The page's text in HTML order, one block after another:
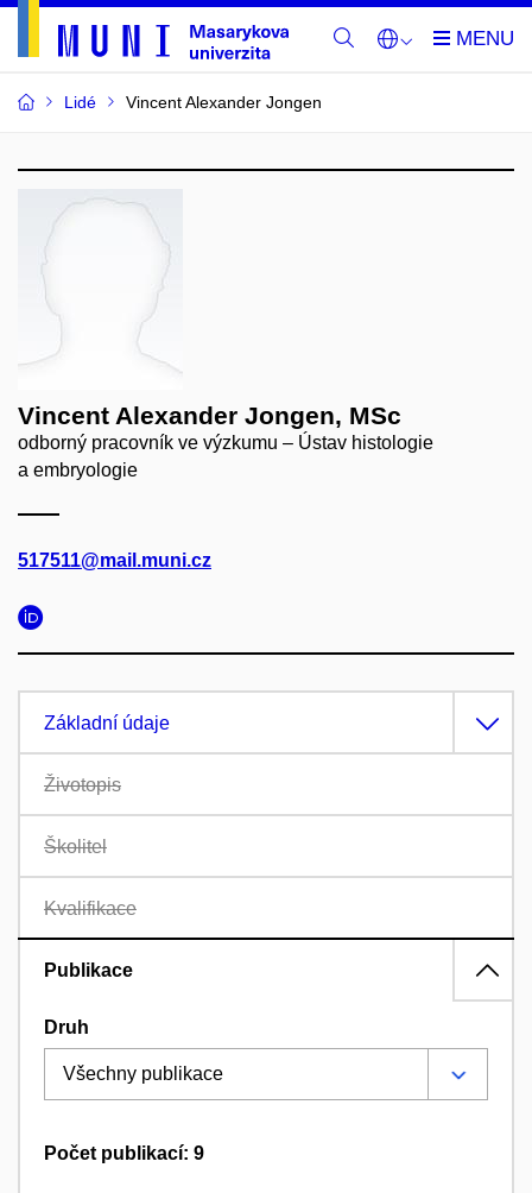
Lidé Vincent Alexander Jongen
Vincent Alexander Jongen, MSc
odborný pracovník ve výzkumu – Ústav histologie
a embryologie
517511@mail.muni.cz
Základní údaje
Životopis
Školitel
Kvalifikace
Publikace
Druh
Počet publikací: 9